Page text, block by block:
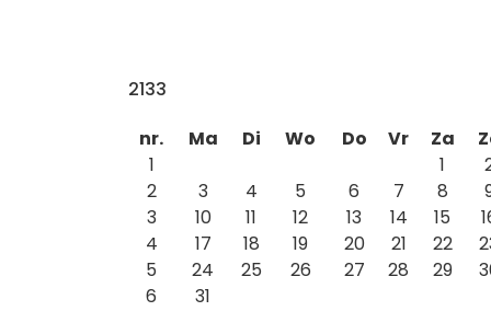
2133
nr.
Ma Di Wo Do Vr Za
1
1
2
3 4 5 6 7 8
3
10 11 12 13 14 15
4
17 18 19 20 21 22
5
24 25 26 27 28 29
6
31